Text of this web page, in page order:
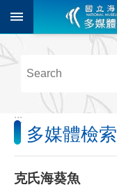
跳到主要內容區塊
階
尋
多
媒
體
檢
:::
多媒體檢索
克氏海葵魚